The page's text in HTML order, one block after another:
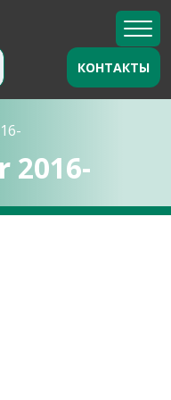
КОНТАКТЫ
2016-